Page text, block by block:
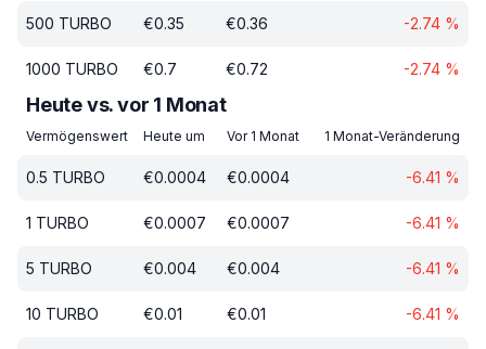
500 TURBO €0.35 €0.36 -2.74 %
1000 TURBO €0.7 €0.72 -2.74 %
Heute vs. vor 1 Monat
Vermögenswert Heute um Vor 1 Monat 1 Monat-Veränderung
0.5 TURBO €0.0004 €0.0004 -6.41 %
1 TURBO €0.0007 €0.0007 -6.41 %
5 TURBO €0.004 €0.004 -6.41 %
10 TURBO €0.01 €0.01 -6.41 %